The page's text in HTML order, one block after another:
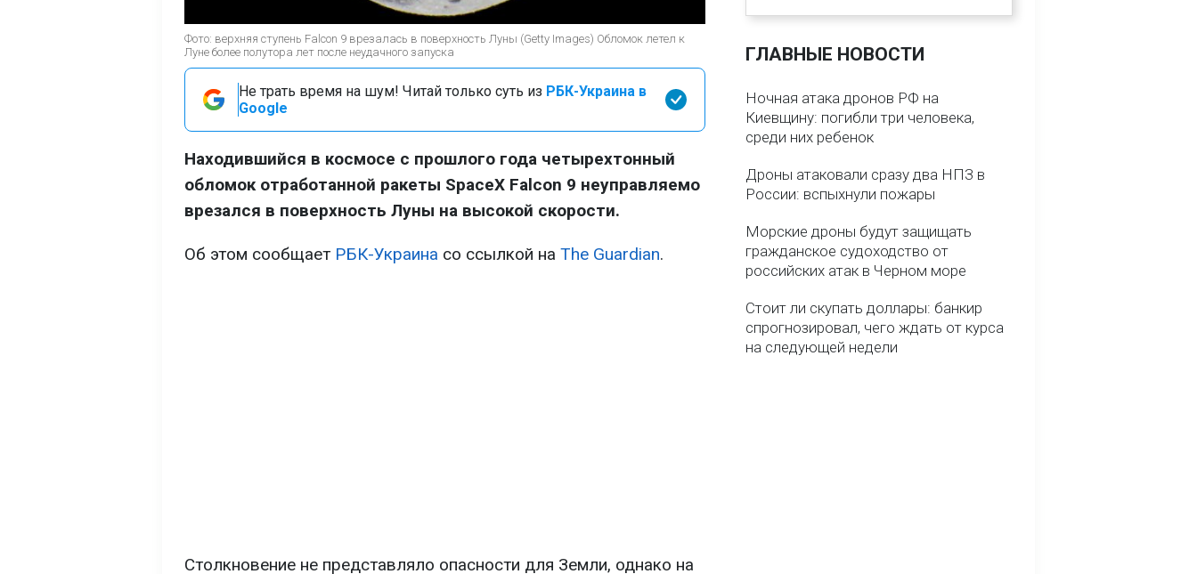
Фото: верхняя ступень Falcon 9 врезалась в поверхность Луны (Getty Images) Обломок летел к
Луне более полутора лет после неудачного запуска
Не трать время на шум! Читай только суть из РБК-Украина в
Google
Находившийся в космосе с прошлого года четырехтонный
обломок отработанной ракеты SpaceX Falcon 9 неуправляемо
врезался в поверхность Луны на высокой скорости.
Об этом сообщает РБК-Украина со ссылкой на The Guardian.
Столкновение не представляло опасности для Земли, однако на
ГЛАВНЫЕ НОВОСТИ
Ночная атака дронов РФ на
Киевщину: погибли три человека,
среди них ребенок
Дроны атаковали сразу два НПЗ в
России: вспыхнули пожары
Морские дроны будут защищать
гражданское судоходство от
российских атак в Черном море
Стоит ли скупать доллары: банкир
спрогнозировал, чего ждать от курса
на следующей недели